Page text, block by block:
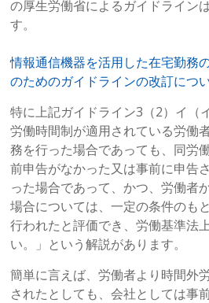
の厚生労働省によるガイドライン
す。
情報通信機器を活用した在宅勤務
のためのガイドラインの改訂につ
特に上記ガイドライン3（2）イ（
労働時間制が適用されている労働
務を行った場合であっても、同労
前申告がなかった又は事前に申告
った場合であって、かつ、労働者
場合については、一定の条件のも
行われたと評価でき、労働基準法
い。」という解説があります。
簡単に言えば、労働者より時間外
されたとしても、会社としては事